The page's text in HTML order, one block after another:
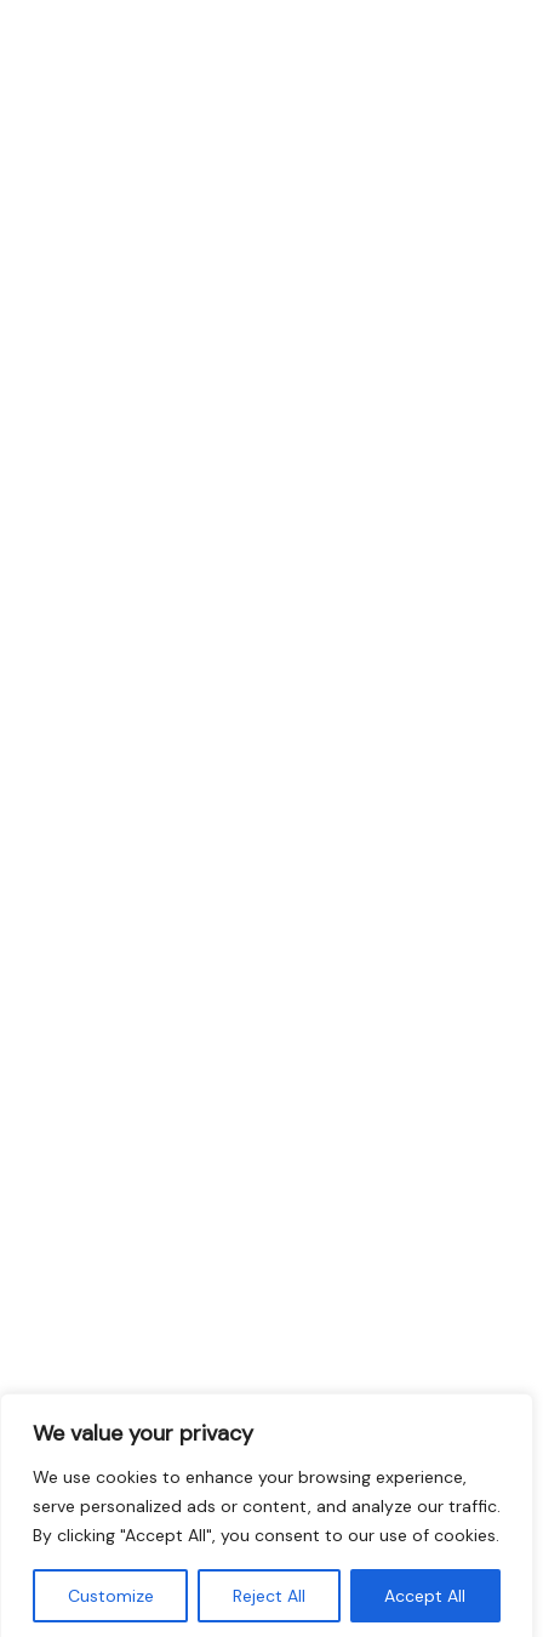
We value your privacy
We use cookies to enhance your browsing experience,
serve personalized ads or content, and analyze our traffic.
By clicking "Accept All", you consent to our use of cookies.
Customize Reject All Accept All